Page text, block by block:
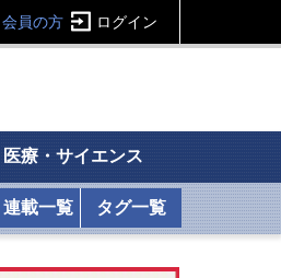
会員の方 ログイン
医療・サイエンス
連載一覧 タグ一覧